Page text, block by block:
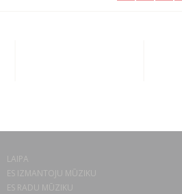
LAIPA
ES IZMANTOJU MŪZIKU
ES RADU MŪZIKU